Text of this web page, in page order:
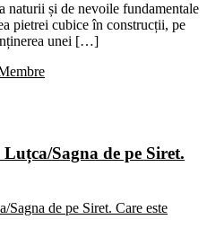
naturii și de nevoile fundamentale
pietrei cubice în construcții, pe
unei […]
Sagna de pe Siret.